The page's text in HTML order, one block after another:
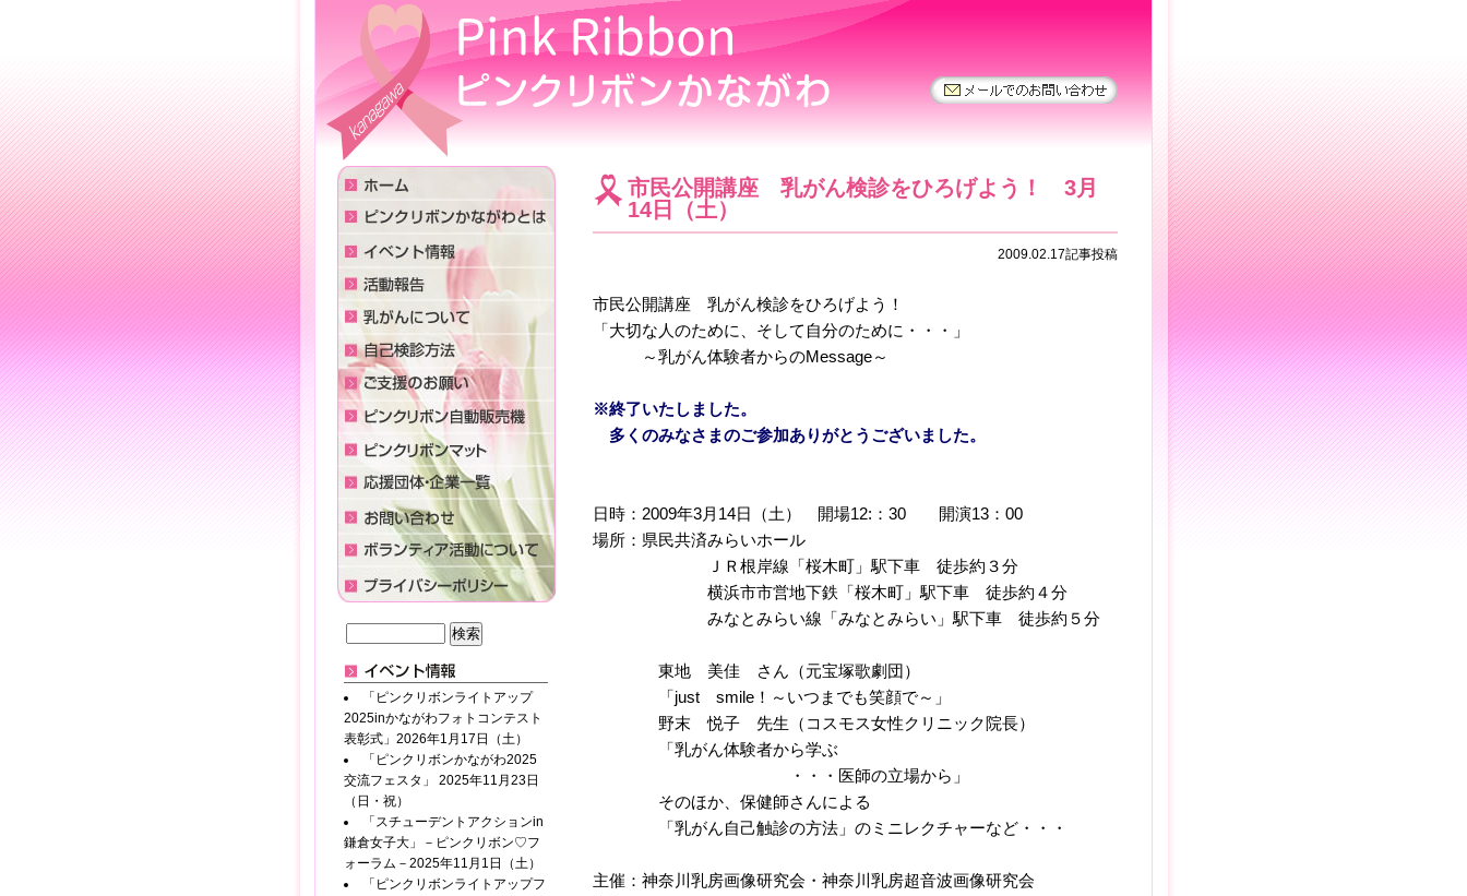
市民公開講座 乳がん検診をひろげよう！ 3月
14日（土）
2009.02.17記事投稿
市民公開講座 乳がん検診をひろげよう！
「大切な人のために、そして自分のために・・・」
～乳がん体験者からのMessage～
※終了いたしました。
多くのみなさまのご参加ありがとうございました。
日時：2009年3月14日（土） 開場12:：30 開演13：00
場所：県民共済みらいホール
ＪＲ根岸線「桜木町」駅下車 徒歩約３分
横浜市市営地下鉄「桜木町」駅下車 徒歩約４分
みなとみらい線「みなとみらい」駅下車 徒歩約５分
東地 美佳 さん（元宝塚歌劇団）
「just smile！～いつまでも笑顔で～」
野末 悦子 先生（コスモス女性クリニック院長）
「乳がん体験者から学ぶ
・・・医師の立場から」
そのほか、保健師さんによる
「乳がん自己触診の方法」のミニレクチャーなど・・・
主催：神奈川乳房画像研究会・神奈川乳房超音波画像研究会
「ピンクリボンライトアップ
2025inかながわフォトコンテスト
表彰式」2026年1月17日（土）
「ピンクリボンかながわ2025
交流フェスタ」 2025年11月23日
（日・祝）
「スチューデントアクションin
鎌倉女子大」－ピンクリボン♡フ
ォーラム－2025年11月1日（土）
「ピンクリボンライトアップフ